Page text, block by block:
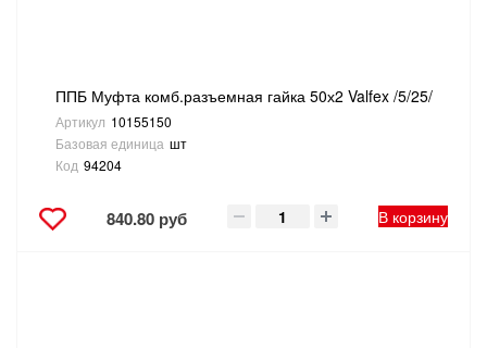
ППБ Муфта комб.разъемная гайка 50х2 Valfex /5/25/
Артикул 10155150
Базовая единица шт
Код 94204
840.80 руб В корзину